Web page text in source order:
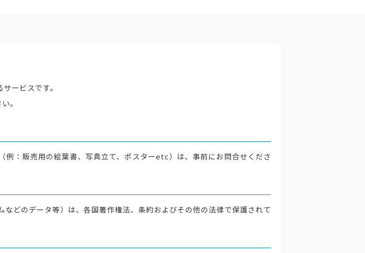
ービスです。
。
例：販売用の絵葉書、写真立て、ポスターetc）は、事前にお問合せくださ
どのデータ等）は、各国著作権法、条約およびその他の法律で保護されて